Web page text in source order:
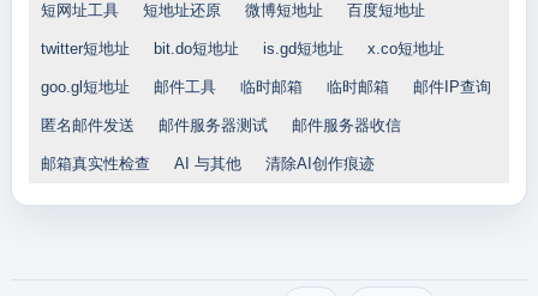
短网址工具 短地址还原 微博短地址 百度短地址
twitter短地址 bit.do短地址 is.gd短地址 x.co短地址
goo.gl短地址 邮件工具 临时邮箱 临时邮箱 邮件IP查询
匿名邮件发送 邮件服务器测试 邮件服务器收信
邮箱真实性检查 AI 与其他 清除AI创作痕迹